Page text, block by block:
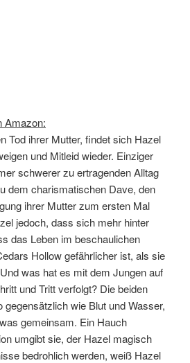
Amazon:
Tod ihrer Mutter, findet sich Hazel
und Mitleid wieder. Einziger
schwerer zu ertragenden Alltag
dem charismatischen Dave, den
ihrer Mutter zum ersten Mal
jedoch, dass sich mehr hinter
das Leben im beschaulichen
Hollow gefährlicher ist, als sie
was hat es mit dem Jungen auf
und Tritt verfolgt? Die beiden
gegensätzlich wie Blut und Wasser,
gemeinsam. Ein Hauch
umgibt sie, der Hazel magisch
bedrohlich werden, weiß Hazel